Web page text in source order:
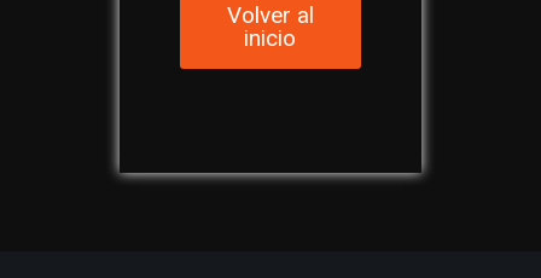
Volver al
inicio